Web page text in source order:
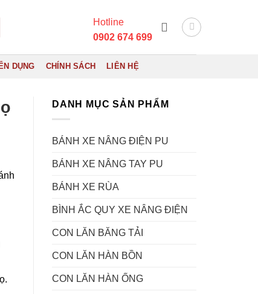
Hotline
0902 674 699
DỤNG CHÍNH SÁCH LIÊN HỆ
DANH MỤC SẢN PHẨM
BÁNH XE NÂNG ĐIỆN PU
BÁNH XE NÂNG TAY PU
BÁNH XE RÙA
BÌNH ẮC QUY XE NÂNG ĐIỆN
CON LĂN BĂNG TẢI
CON LĂN HÀN BỒN
CON LĂN HÀN ỐNG